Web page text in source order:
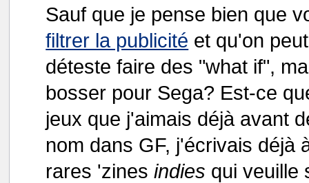
Sauf que je pense bien que
filtrer la publicité et qu'on
déteste faire des "what if",
bosser pour Sega? Est-ce
jeux que j'aimais déjà avant
nom dans GF, j'écrivais déjà
rares 'zinesindies qui veuille